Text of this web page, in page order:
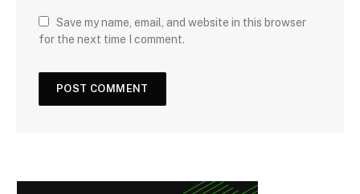
Save my name, email, and website in this browser
for the next time I comment.